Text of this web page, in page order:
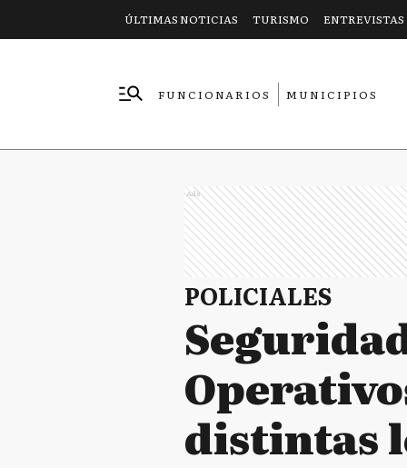
ÚLTIMAS NOTICIAS TURISMO ENTREVISTAS
FUNCIONARIOS
MUNICIPIOS
Ads
POLICIALES
distintas